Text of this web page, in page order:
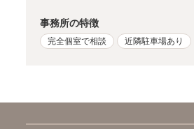
事務所の特徴
完全個室で相談 近隣駐車場あり